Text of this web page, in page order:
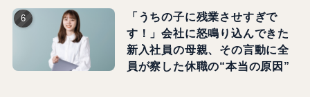
「うちの子に残業させすぎで
す！」会社に怒鳴り込んできた
新入社員の母親、その言動に全
員が察した休職の“本当の原因”